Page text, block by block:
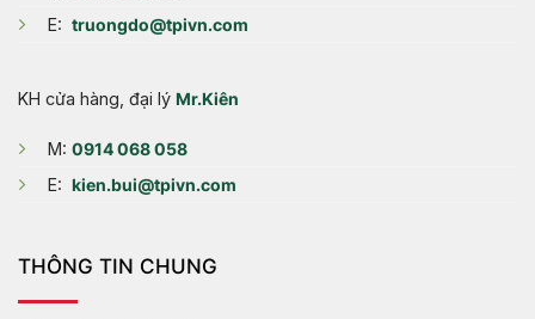
E: truongdo@tpivn.com
KH cửa hàng, đại lý Mr.Kiên
M: 0914 068 058
E: kien.bui@tpivn.com
THÔNG TIN CHUNG